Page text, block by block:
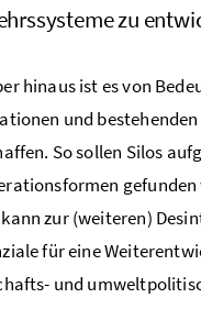
zu
hinaus ist es von
und
So sollen Silos
zur (weiteren)
für eine
und